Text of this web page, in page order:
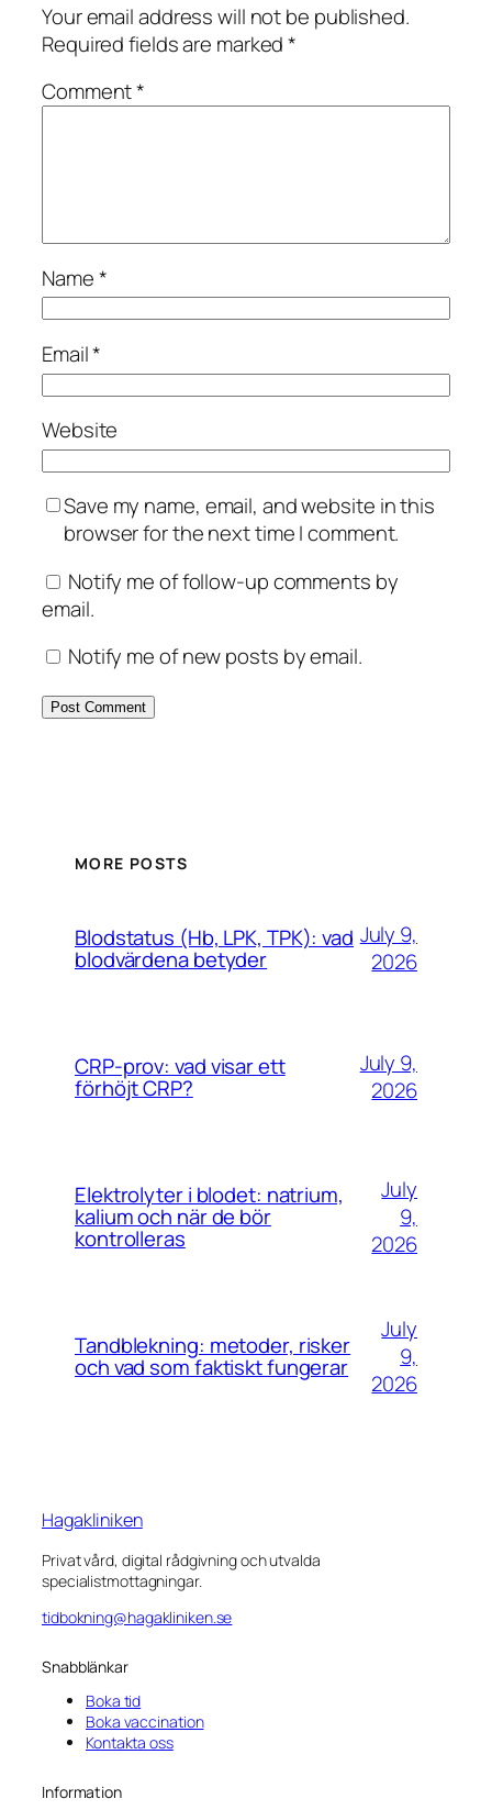
Your email address will not be published.
Required fields are marked*
Comment*
Name*
Email*
Website
Save my name, email, and website in this
browser for the next time I comment.
Notify me of follow-up comments by
email.
Notify me of new posts by email.
MORE POSTS
Blodstatus (Hb, LPK, TPK): vad
blodvärdena betyder
July 9,
2026
CRP-prov: vad visar ett
förhöjt CRP?
July 9,
2026
Elektrolyter i blodet: natrium,
kalium och när de bör
kontrolleras
July
9,
2026
Tandblekning: metoder, risker
och vad som faktiskt fungerar
July
9,
2026
Hagakliniken
Privat vård, digital rådgivning och utvalda
specialistmottagningar.
tidbokning@hagakliniken.se
Snabblänkar
Boka tid
Boka vaccination
Kontakta oss
Information